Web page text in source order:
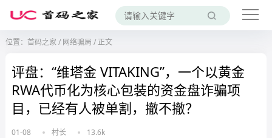
位置： 首码之家 / 网络骗局 /正文
评盘：“维塔金 VITAKING”，一个以黄金
RWA代币化为核心包装的资金盘诈骗项
目，已经有人被单割，撤不撤？
01-08 村长 13.6k